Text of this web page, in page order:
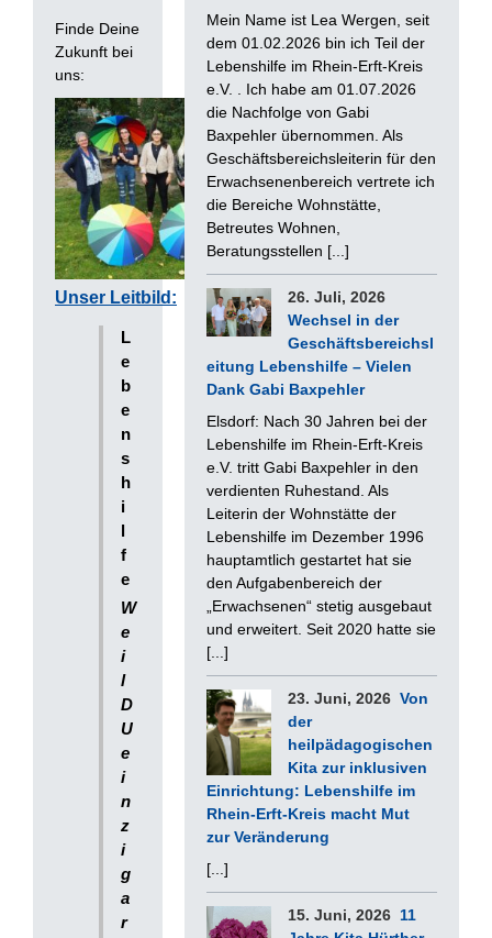
Finde Deine
Zukunft bei
uns:
Unser Leitbild:
L
e
b
e
n
s
h
i
l
f
e
W
e
i
l
D
U
e
i
n
z
i
g
a
r
Mein Name ist Lea Wergen, seit
dem 01.02.2026 bin ich Teil der
Lebenshilfe im Rhein-Erft-Kreis
e.V. . Ich habe am 01.07.2026
die Nachfolge von Gabi
Baxpehler übernommen. Als
Geschäftsbereichsleiterin für den
Erwachsenenbereich vertrete ich
die Bereiche Wohnstätte,
Betreutes Wohnen,
Beratungsstellen [...]
26. Juli, 2026
Wechsel in der
Geschäftsbereichsl
eitung Lebenshilfe – Vielen
Dank Gabi Baxpehler
Elsdorf: Nach 30 Jahren bei der
Lebenshilfe im Rhein-Erft-Kreis
e.V. tritt Gabi Baxpehler in den
verdienten Ruhestand. Als
Leiterin der Wohnstätte der
Lebenshilfe im Dezember 1996
hauptamtlich gestartet hat sie
den Aufgabenbereich der
„Erwachsenen“ stetig ausgebaut
und erweitert. Seit 2020 hatte sie
[...]
23. Juni, 2026 Von
der
heilpädagogischen
Kita zur inklusiven
Einrichtung: Lebenshilfe im
Rhein-Erft-Kreis macht Mut
zur Veränderung
[...]
15. Juni, 2026 11